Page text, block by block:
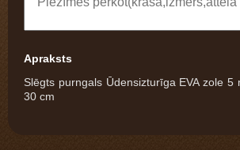
Apraksts
Slēgts purngals Ūdensizturīga EVA zole 5
30 cm